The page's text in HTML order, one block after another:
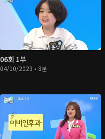
06회 1부
04/10/2023 • 8분